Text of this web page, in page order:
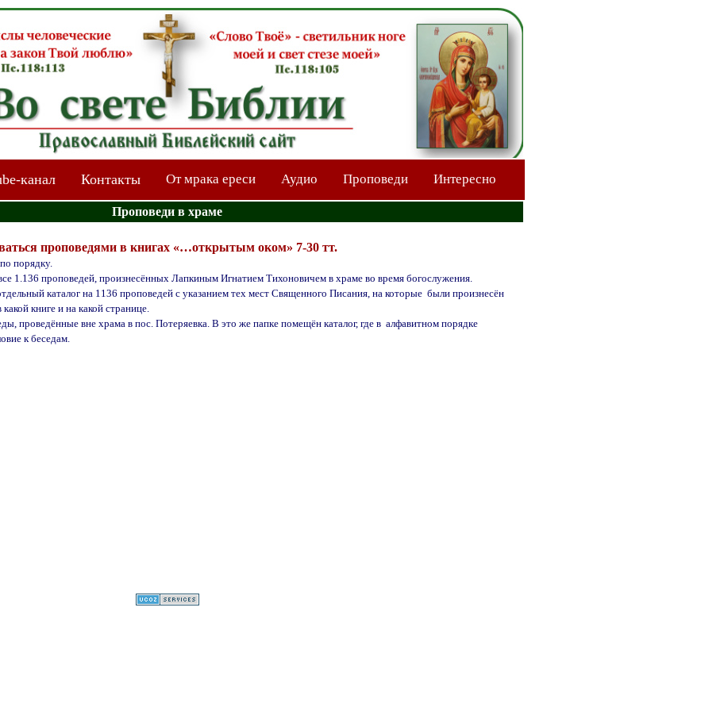
канал Контакты От мрака ереси Аудио Проповеди Интересно
Проповеди в храме
проповедями в книгах «…открытым оком» 7-30 тт.
порядку.
1.136 проповедей, произнесённых Лапкиным Игнатием Тихоновичем в храме во время богослужения.
каталог на 1136 проповедей с указанием тех мест Священного Писания, на которые были произнесён
какой книге и на какой странице.
проведённые вне храма в пос. Потеряевка. В это же папке помещён каталог, где в алфавитном порядке
к беседам.